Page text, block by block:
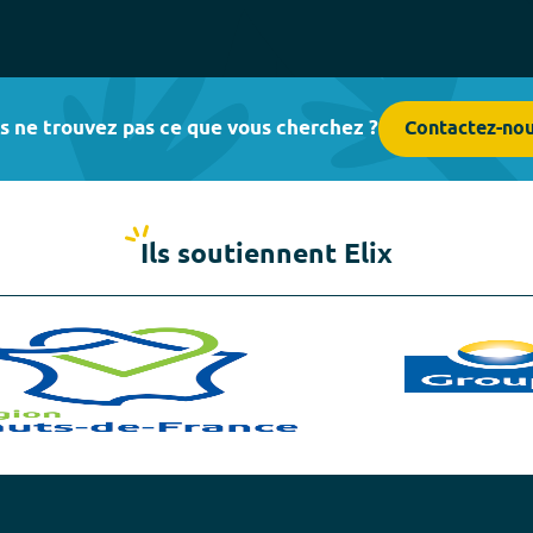
ne trouvez pas ce que vous cherchez ? Contactez-
Ils soutiennent Elix